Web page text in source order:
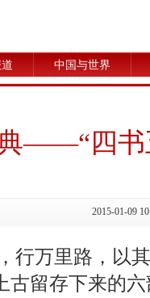
中国与世界
——“四书
2015-01-09
行万里路，以
古留存下来的